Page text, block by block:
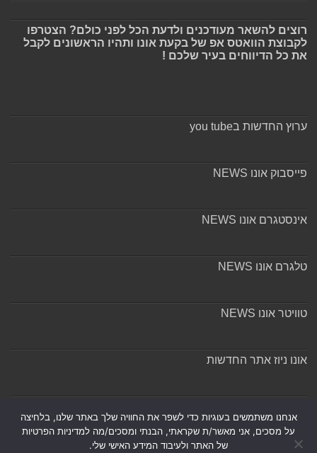
רוצים להשאר מעודכנים ולדעת הכל לפני כולם? הצטרפו
לקבוצת הוואטס אפ של בקעת אונו ותהיו הראשונים לקבל
את כל הדיווחים בעיר שלכם !
ערוץ החדשות בyou tube
פייסבוק אונו NEWS
אינסטגרם אונו NEWS
טלגרם אונו NEWS
טוויטר אונו NEWS
אונו ניוז אתר החדשות
אנחנו משתמשים בעוגיות כדי לשפר את החוויה שלך באתר שלנו, בלחיצה
על מסכים, אני מאשר/ת שקראתי, הבנתי ומסכים/מה למדיניות הפרטיות
של האתר ולעיבוד המידע האישי שלי.